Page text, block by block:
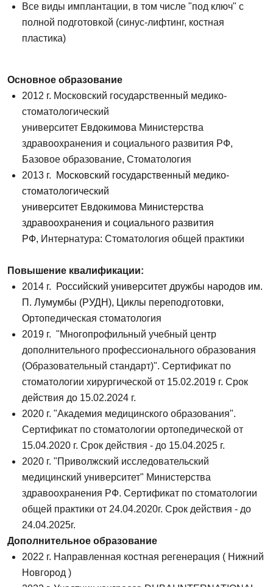
Все виды имплантации, в том числе "под ключ" с
полной подготовкой (синус-лифтинг, костная
пластика)
Основное образование
2012 г. Московский государственный медико-
стоматологический
университет Евдокимова Министерства
здравоохранения и социального развития РФ,
Базовое образование, Стоматология
2013 г.
Московский государственный медико-
стоматологический
университет Евдокимова Министерства
здравоохранения и социального развития
РФ, Интернатура: Стоматология общей практики
Повышение квалификации:
2014 г.
Российский университет дружбы народов им.
П. Лумумбы (РУДН), Циклы переподготовки,
Ортопедическая стоматология
2019 г. "Многопрофильный учебный центр
дополнительного профессионального образования
(Образовательный стандарт)". Сертификат по
стоматологии хирургической от 15.02.2019 г. Срок
действия до 15.02.2024 г.
2020 г. "Академия медицинского образования".
Сертификат по стоматологии ортопедической от
15.04.2020 г. Срок действия - до 15.04.2025 г.
2020 г. "Приволжский исследовательский
медицинский университет" Министерства
здравоохранения РФ. Сертификат по стоматологии
общей практики от 24.04.2020г. Срок действия - до
24.04.2025г.
Дополнительное образование
2022 г. Направленная костная регенерация ( Нижний
Новгород )